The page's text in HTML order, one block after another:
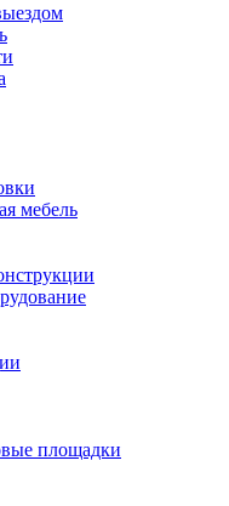
мебель
площадки